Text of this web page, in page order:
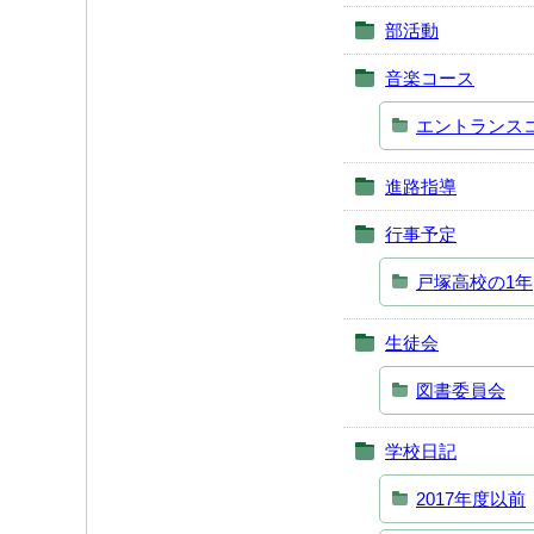
部活動
音楽コース
エントランス
進路指導
行事予定
戸塚高校の1年
生徒会
図書委員会
学校日記
2017年度以前